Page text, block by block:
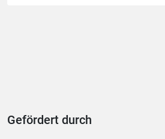
Gefördert durch